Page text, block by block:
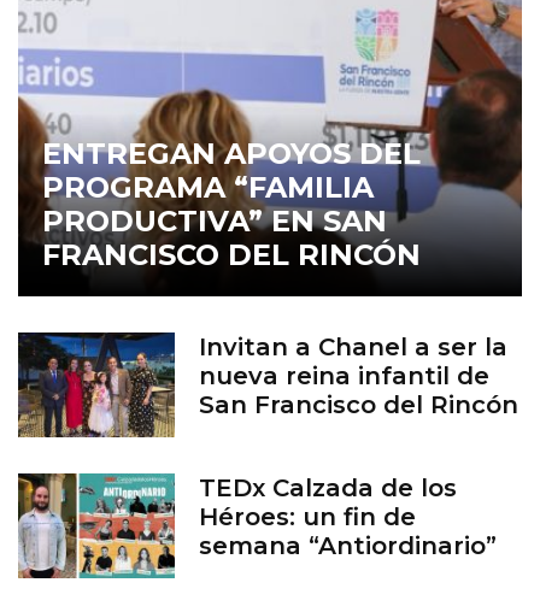
ENTREGAN APOYOS DEL
PROGRAMA “FAMILIA
PRODUCTIVA” EN SAN
FRANCISCO DEL RINCÓN
Invitan a Chanel a ser la
nueva reina infantil de
San Francisco del Rincón
TEDx Calzada de los
Héroes: un fin de
semana “Antiordinario”